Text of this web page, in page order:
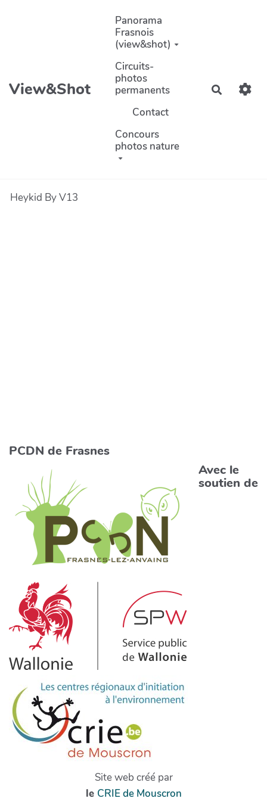
Aller au contenu principal
View&Shot
Panorama
Frasnois
(view&shot)
Circuits-
photos
permanents
Contact
Concours
photos nature
Heykid By V13
PCDN de Frasnes
Avec le
soutien de
Site web créé par
le CRIE de Mouscron